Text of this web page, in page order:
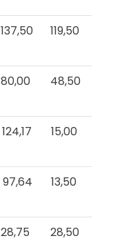
137,50
119,50
80,00
48,50
124,17
15,00
97,64
13,50
28,75
28,50